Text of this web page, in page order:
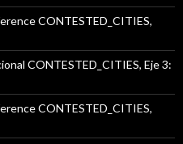
CONTESTED_CITIES,
CONTESTED_CITIES, Eje 3:
CONTESTED_CITIES,